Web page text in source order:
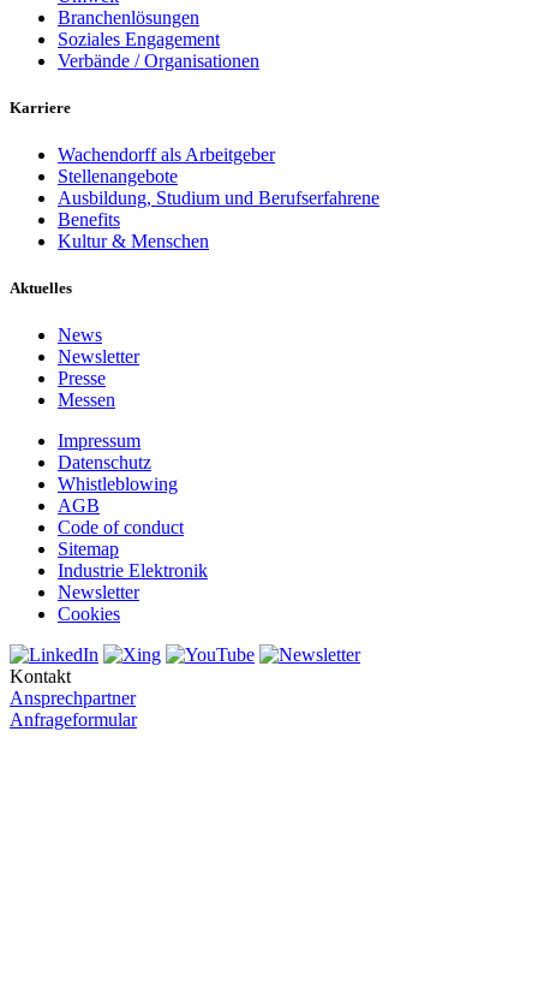
Branchenlösungen
Soziales Engagement
Verbände / Organisationen
Karriere
Wachendorff als Arbeitgeber
Stellenangebote
Ausbildung, Studium und Berufserfahrene
Benefits
Kultur & Menschen
Aktuelles
News
Newsletter
Presse
Messen
Impressum
Datenschutz
Whistleblowing
AGB
Code of conduct
Sitemap
Industrie Elektronik
Newsletter
Cookies
Kontakt
Ansprechpartner
Anfrageformular